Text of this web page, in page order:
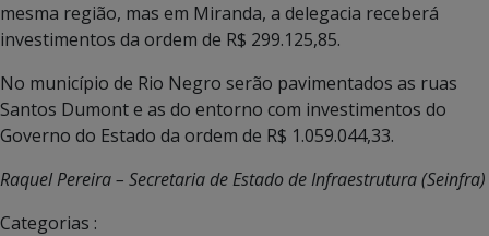
mesma região, mas em Miranda, a delegacia receberá
investimentos da ordem de R$ 299.125,85.
No município de Rio Negro serão pavimentados as ruas
Santos Dumont e as do entorno com investimentos do
Governo do Estado da ordem de R$ 1.059.044,33.
Raquel Pereira – Secretaria de Estado de Infraestrutura (Seinfra)
Categorias :